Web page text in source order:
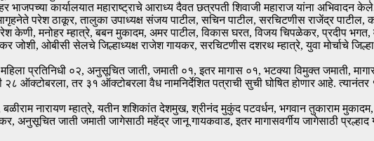
भाजपच्या कार्यालयात महाराष्ट्राचे आराध्य दैवत छत्रपती शिवाजी महाराज यांना
परेश ठाकूर, तालुका उपाध्यक्ष संजय पाटील, सचिन पाटील, सरचिटणीस राजेंद्र पाटील,
केणी, मनोहर म्हात्रे, बबन मुकादम, अमर पाटील, विकास घरत, विजय चिपळेकर, प्रदीप भगत,
जोशी, ओबीसी सेलचे जिल्हाध्यक्ष राजेश गायकर, सरचिटणीस दशरथ म्हात्रे, युवा मोर्चाचे
प्रतिनिधी ०२, अनुसूचित जाती, जमाती ०१, इतर मागास ०१, भटक्या विमुक्त जमाती,
ऑक्टोबरला, तर ३१ ऑक्टोबरला वैध नामनिर्देशित पत्राची सुची घोषित होणार आहे. त्यानंतर
नारायण म्हात्रे, यतीन शशिकांत देशमुख, श्रीनंद मुकुंद पटवर्धन, भगवान तुकाराम
अनुसूचित जाती जमाती जागेसाठी महेंद्र जानू गायकवाड, इतर मागासवर्गीय जागेसाठी